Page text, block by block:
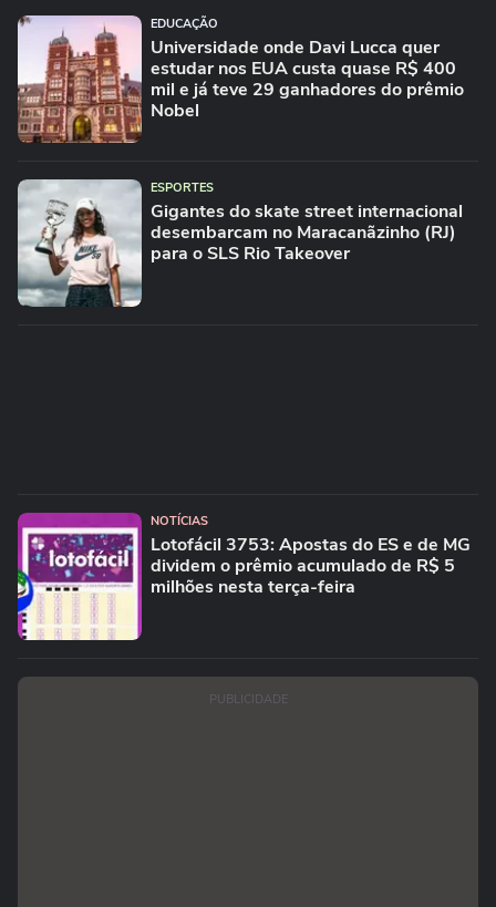
EDUCAÇÃO
Universidade onde Davi Lucca quer
estudar nos EUA custa quase R$ 400
mil e já teve 29 ganhadores do prêmio
Nobel
ESPORTES
Gigantes do skate street internacional
desembarcam no Maracanãzinho (RJ)
para o SLS Rio Takeover
NOTÍCIAS
Lotofácil 3753: Apostas do ES e de MG
dividem o prêmio acumulado de R$ 5
milhões nesta terça-feira
PUBLICIDADE